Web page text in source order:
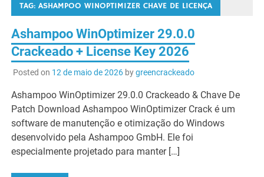
TAG:ASHAMPOO WINOPTIMIZER CHAVE DE LICENÇA
Ashampoo WinOptimizer 29.0.0
Crackeado + License Key 2026
Posted on 12 de maio de 2026bygreencrackeado
Ashampoo WinOptimizer 29.0.0 Crackeado & Chave De
Patch Download Ashampoo WinOptimizer Crack é um
software de manutenção e otimização do Windows
desenvolvido pela Ashampoo GmbH. Ele foi
especialmente projetado para manter […]